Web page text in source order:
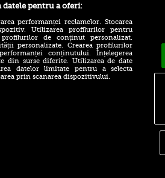
Waldau din
și
OUT de la Universitatea
Craiova! Oltenii au făcut
anunțul
tăcerea: ce decizie a luat în
pentru a oferi:
performanței reclamelor. Stocarea
Utilizarea profilurilor pentru
profilurilor de conținut personalizat.
personalizate. Crearea profilurilor
conținutului. Înțelegerea
din surse diferite. Utilizarea de date
datelor limitate pentru a selecta
prin scanarea dispozitivului.